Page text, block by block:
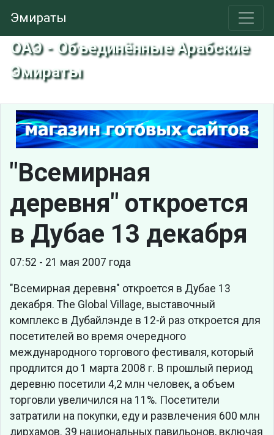
Эмираты
ОАЭ - Объединённые Арабские
Эмираты
"Всемирная
деревня" откроется
в Дубае 13 декабря
07:52 - 21 мая 2007 года
"Всемирная деревня" откроется в Дубае 13
декабря. The Global Village, выставочный
комплекс в Дубайлэнде в 12-й раз откроется для
посетителей во время очередного
международного торгового фестиваля, который
продлится до 1 марта 2008 г. В прошлый период
деревню посетили 4,2 млн человек, а объем
торговли увеличился на 11%. Посетители
затратили на покупки, еду и развлечения 600 млн
дирхамов. 39 национальных павильонов, включая